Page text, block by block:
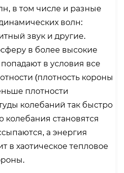
в том числе и разные
волн:
звук и другие.
в более высокие
в условия все
(плотность короны
плотности
колебаний так быстро
колебания становятся
а энергия
в хаотическое тепловое